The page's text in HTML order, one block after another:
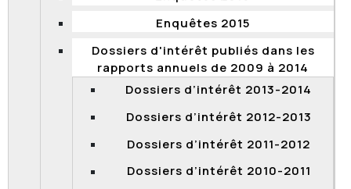
Enquêtes 2015
Dossiers d'intérêt publiés dans les
rapports annuels de 2009 à 2014
Dossiers d’intérêt 2013-2014
Dossiers d’intérêt 2012-2013
Dossiers d’intérêt 2011-2012
Dossiers d’intérêt 2010-2011
permettent de s’assurer que les décisions des
et les règlements en matière de gestion des
ressources humaines.
recommandations pour inciter les ministères ou les